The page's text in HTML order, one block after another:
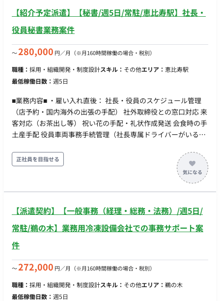
顧客の成功を支える「オンボーディング」業務。感謝の言葉を
風】30代中心のチーム 平均年齢35歳の営業部で、新しい提案や
挑戦を歓迎する環境です。少人数チームだからこそ、自分の意
見がサービス改善に繋がりやすい面白さがあります。 ・【高時
給の可能性】最大時給2,500円！ スキルや経験次第で高時給か
らのスタートが可能。未経験でも時給1,500円〜と、最初からし
て、将来的には正社員として組織を支えてくださることを期待
しています。 ☆(変更の範囲) 会社の定める業務 ■条件面■ 雇用
用予定 試用期間： 紹介予定派遣のためなし 休日・休暇： ・完
給休暇 ・慶弔休暇 リモートワーク： 出社となります。 転籍・
出向： なし 勤務地(雇入直後)： 本社（東京都文京区千駄木 ※最
(変更の範囲)： 会社の定める場所 稼動時間： 9:00～17:00（実
働7時間） 時間外労働： 有（月平均5時間程度） 年収： ■賃金形
態：月給制 (派遣期間時は時給制) ■派遣期間時時給：1,750～
1,890円 ■月額：24万円～26万円 ■年収：320万円～370万円 ※
キャリア・スキル・希望を考慮の上決定 ※固定残業代なし 昇
給： 年1回（会社業績、個人評価により） 賞与： あり（年2
【紹介予定派遣】【秘書/週5日/常駐/恵比寿駅】社長・
役員秘書業務案件
〜280,000 円／月 （※月160時間稼働の場合・税別）
職種： 採用・組織開発・制度設計スキル： その他エリア： 恵比寿駅
最低稼働日数： 週5日
■業務内容■ ・雇い入れ直後： 社長・役員のスケジュール管理
（店予約・国内海外の出張の手配） 社外取締役との窓口対応 来
客対応（お茶出し等） 祝い花の手配・礼状作成発送 会食時の手
土産手配 役員車両事務手続管理（社長専属ドライバーがいるの
駐。必要に応じて買い物などの外出もある ・(変更の範囲)：
「会社の定める業務」 ■条件面■ 雇用形態：正社員 契約期
間：3～6か月は派遣契約、以後正社員(契約社員、アルバイト)
登用予定 試用期間：紹介予定派遣のためなし 休日・休暇： ▼
：111日 ▼有給休暇(入社時から6ヶ月後10日付与、以降法定ど
おり） ▼慶弔休暇(有給：事由によって1〜5日） ▼産前産後休
籍・出向：無 勤務地(雇入直後)：本社 勤務地(変更の範囲)：会
社の定める場所 稼動時間：10:00~19:00 時間外労働：有 ■賃金
形態：年俸制(派遣期間時は時給制) ■派遣期間時時給：1,750円
■月額：280,000円 ■年収：330万～ ※キャリア・スキル・希望
を考慮の上決定 昇給：確認中 賞与：年1回（業績変動制） 加入
正社員を目指せる
【派遣契約】【一般事務（経理・総務・法務）/週5日/
常駐/鵜の木】業務用冷凍設備会社での事務サポート案
件
〜272,000 円／月 （※月160時間稼働の場合・税別）
職種： 採用・組織開発・制度設計スキル： その他エリア： 鵜の木
最低稼働日数： 週5日